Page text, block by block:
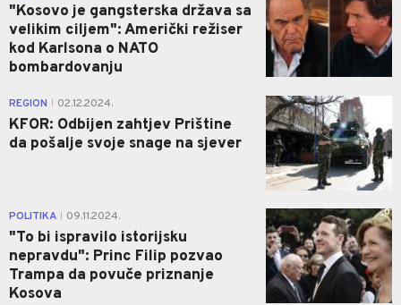
"Kosovo je gangsterska država sa
velikim ciljem": Američki režiser
kod Karlsona o NATO
bombardovanju
REGION 02.12.2024.
KFOR: Odbijen zahtjev Prištine
da pošalje svoje snage na sjever
POLITIKA 09.11.2024.
"To bi ispravilo istorijsku
nepravdu": Princ Filip pozvao
Trampa da povuče priznanje
Kosova
0